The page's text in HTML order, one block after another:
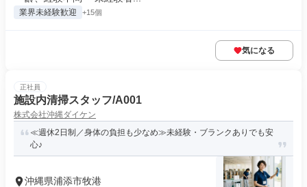
業界未経験歓迎 +15個
気になる
正社員
施設内清掃スタッフ/A001
株式会社沖縄ダイケン
≪週休2日制／身体の負担も少なめ≫未経験・ブランクありでも安
心♪
沖縄県浦添市牧港